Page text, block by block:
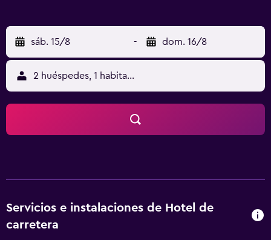
sáb. 15/8 - dom. 16/8
2 huéspedes, 1 habitación
Servicios e instalaciones de Hotel de
carretera